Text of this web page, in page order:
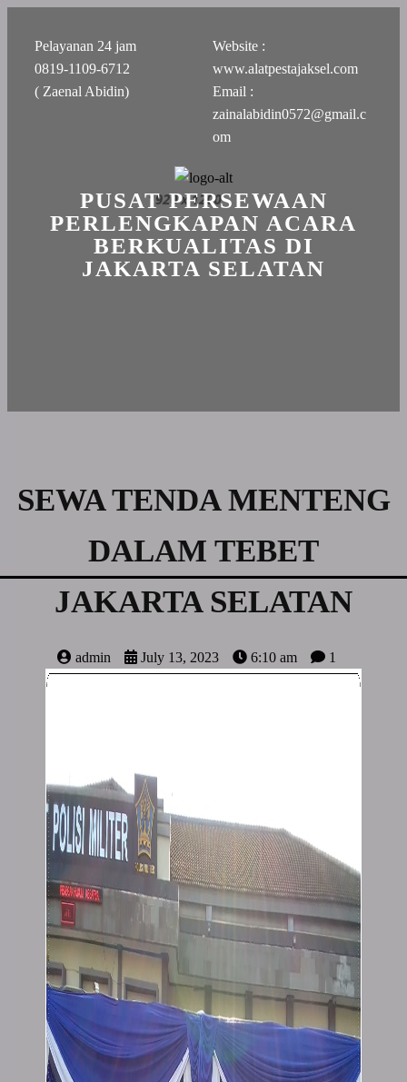
Pelayanan 24 jam
0819-1109-6712
( Zaenal Abidin)
Website :
www.alatpestajaksel.com
Email :
zainalabidin0572@gmail.c
om
PUSAT PERSEWAAN
PERLENGKAPAN ACARA
BERKUALITAS DI
JAKARTA SELATAN
SEWA TENDA MENTENG
DALAM TEBET
JAKARTA SELATAN
admin July 13, 2023 6:10 am 1